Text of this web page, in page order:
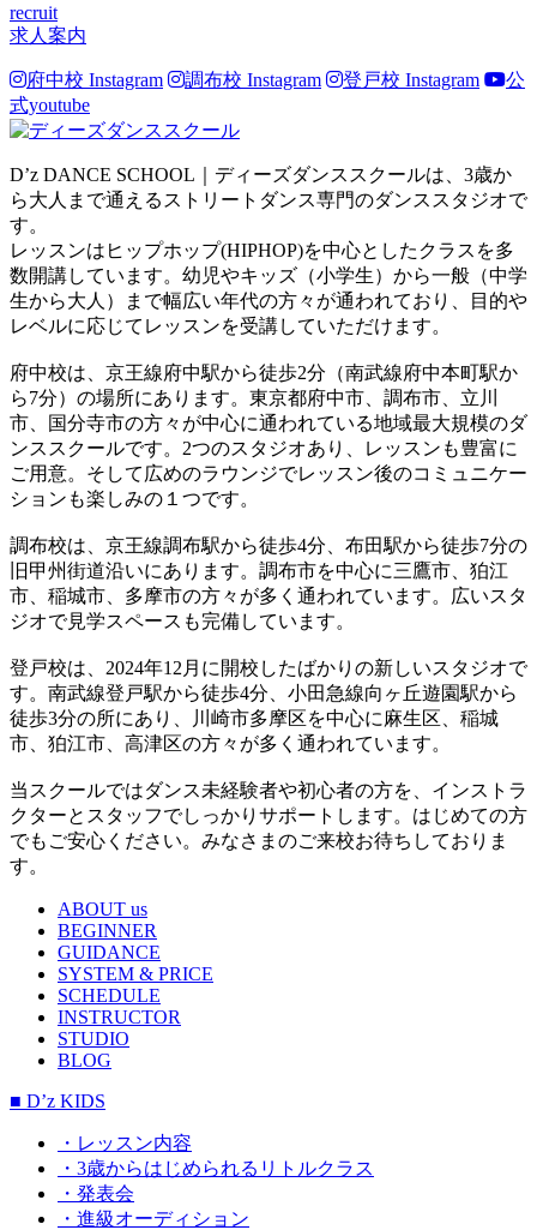
recruit
求人案内
府中校 Instagram 調布校 Instagram 登戸校 Instagram
公
式youtube
D’z DANCE SCHOOL｜ディーズダンススクールは、3歳か
ら大人まで通えるストリートダンス専門のダンススタジオで
す。
レッスンはヒップホップ(HIPHOP)を中心としたクラスを多
数開講しています。幼児やキッズ（小学生）から一般（中学
生から大人）まで幅広い年代の方々が通われており、目的や
レベルに応じてレッスンを受講していただけます。
府中校は、京王線府中駅から徒歩2分（南武線府中本町駅か
ら7分）の場所にあります。東京都府中市、調布市、立川
市、国分寺市の方々が中心に通われている地域最大規模のダ
ンススクールです。2つのスタジオあり、レッスンも豊富に
ご用意。そして広めのラウンジでレッスン後のコミュニケー
ションも楽しみの１つです。
調布校は、京王線調布駅から徒歩4分、布田駅から徒歩7分の
旧甲州街道沿いにあります。調布市を中心に三鷹市、狛江
市、稲城市、多摩市の方々が多く通われています。広いスタ
ジオで見学スペースも完備しています。
登戸校は、2024年12月に開校したばかりの新しいスタジオで
す。南武線登戸駅から徒歩4分、小田急線向ヶ丘遊園駅から
徒歩3分の所にあり、川崎市多摩区を中心に麻生区、稲城
市、狛江市、高津区の方々が多く通われています。
当スクールではダンス未経験者や初心者の方を、インストラ
クターとスタッフでしっかりサポートします。はじめての方
でもご安心ください。みなさまのご来校お待ちしておりま
す。
ABOUT us
BEGINNER
GUIDANCE
SYSTEM & PRICE
SCHEDULE
INSTRUCTOR
STUDIO
BLOG
■ D’z KIDS
・レッスン内容
・3歳からはじめられるリトルクラス
・発表会
・進級オーディション